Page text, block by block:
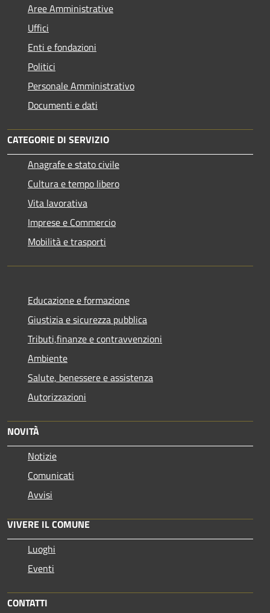
Aree Amministrative
Uffici
Enti e fondazioni
Politici
Personale Amministrativo
Documenti e dati
CATEGORIE DI SERVIZIO
Anagrafe e stato civile
Cultura e tempo libero
Vita lavorativa
Imprese e Commercio
Mobilità e trasporti
Educazione e formazione
Giustizia e sicurezza pubblica
Tributi,finanze e contravvenzioni
Ambiente
Salute, benessere e assistenza
Autorizzazioni
NOVITÀ
Notizie
Comunicati
Avvisi
VIVERE IL COMUNE
Luoghi
Eventi
CONTATTI